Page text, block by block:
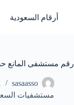
المحتوى
أرقام السعودية
رقم مستشفى المانع
sasaasso
مستشفيات